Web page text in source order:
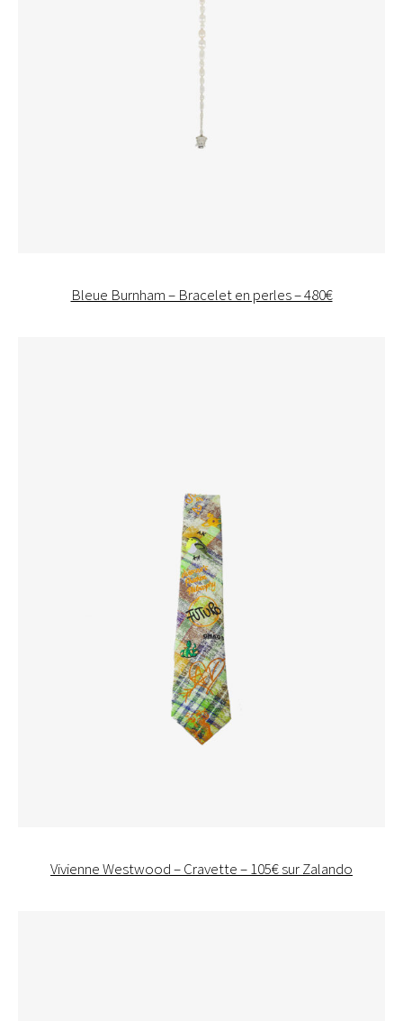
Bleue Burnham – Bracelet en perles – 480€
Vivienne Westwood – Cravette – 105€ sur Zalando